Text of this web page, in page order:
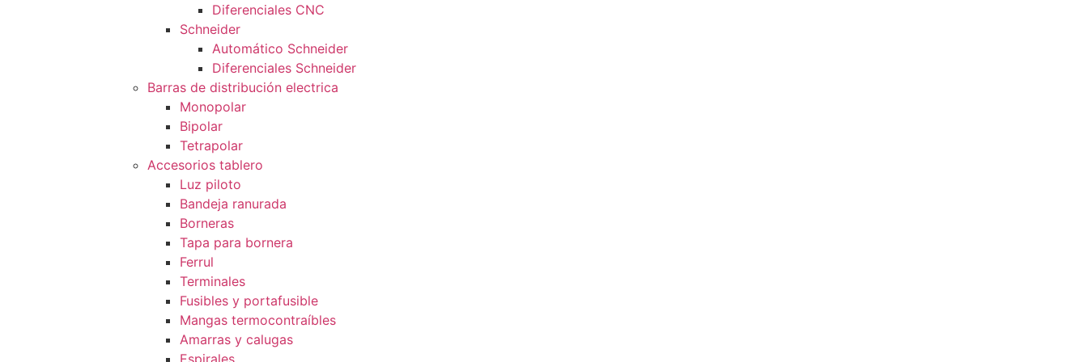
Diferenciales CNC
Schneider
Automático Schneider
Diferenciales Schneider
Barras de distribución electrica
Monopolar
Bipolar
Tetrapolar
Accesorios tablero
Luz piloto
Bandeja ranurada
Borneras
Tapa para bornera
Ferrul
Terminales
Fusibles y portafusible
Mangas termocontraíbles
Amarras y calugas
Espirales